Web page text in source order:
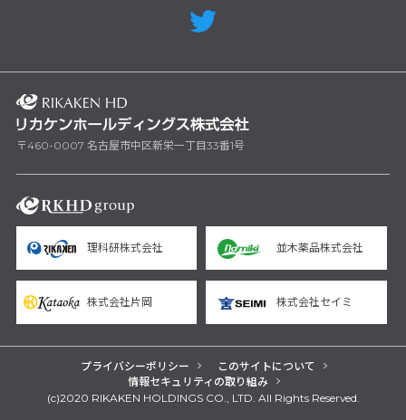
〒460-0007 名古屋市中区新栄一丁目33番1号
理科研株式会社 並木薬品株式会社
株式会社片岡 株式会社セイミ
プライバシーポリシー
このサイトについて
情報セキュリティの取り組み
(c)2020 RIKAKEN HOLDINGS CO., LTD. All Rights Reserved.